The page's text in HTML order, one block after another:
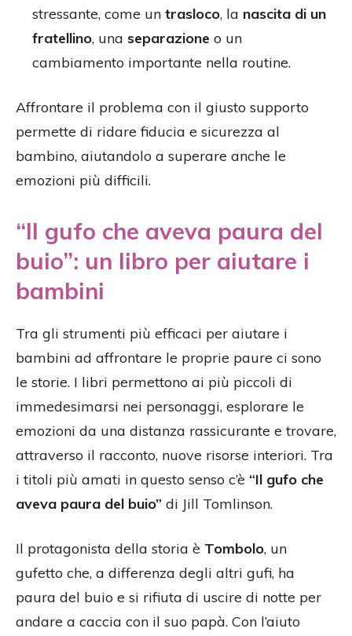
stressante, come un trasloco, la nascita di un
fratellino, una separazione o un
cambiamento importante nella routine.
Affrontare il problema con il giusto supporto
permette di ridare fiducia e sicurezza al
bambino, aiutandolo a superare anche le
emozioni più difficili.
“Il gufo che aveva paura del
buio”: un libro per aiutare i
bambini
Tra gli strumenti più efficaci per aiutare i
bambini ad affrontare le proprie paure ci sono
le storie. I libri permettono ai più piccoli di
immedesimarsi nei personaggi, esplorare le
emozioni da una distanza rassicurante e trovare,
attraverso il racconto, nuove risorse interiori. Tra
i titoli più amati in questo senso c’è “Il gufo che
aveva paura del buio” di Jill Tomlinson.
Il protagonista della storia è Tombolo, un
gufetto che, a differenza degli altri gufi, ha
paura del buio e si rifiuta di uscire di notte per
andare a caccia con il suo papà. Con l’aiuto